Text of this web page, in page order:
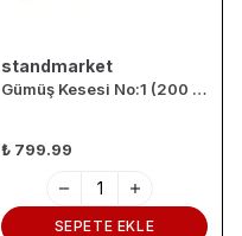
standmarket
Gümüş Kesesi No:1 (200 Adet)
₺ 799.99
SEPETE EKLE